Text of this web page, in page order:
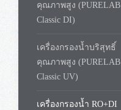
คุณภาพสูง (PURELAB
Classic DI)
เครื่องกรองน้ำบริสุทธิ์
คุณภาพสูง (PURELAB
Classic UV)
เครื่องกรองน้ำ RO+DI